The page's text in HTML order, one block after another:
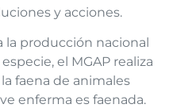
y acciones.
la producción nacional
el MGAP realiza
faena de animales
enferma es faenada.